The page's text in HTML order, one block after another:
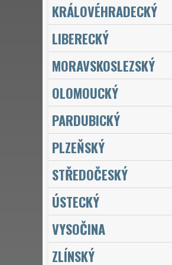
KRÁLOVÉHRADECKÝ
LIBERECKÝ
MORAVSKOSLEZSKÝ
OLOMOUCKÝ
PARDUBICKÝ
PLZEŇSKÝ
STŘEDOČESKÝ
ÚSTECKÝ
VYSOČINA
ZLÍNSKÝ